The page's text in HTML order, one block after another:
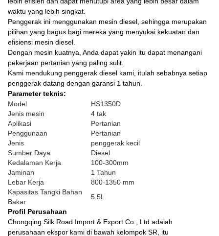
waktu yang lebih singkat.
Penggerak ini menggunakan mesin diesel, sehingga merupakan
pilihan yang bagus bagi mereka yang menyukai kekuatan dan
efisiensi mesin diesel.
Dengan mesin kuatnya, Anda dapat yakin itu dapat menangani
pekerjaan pertanian yang paling sulit.
Kami mendukung penggerak diesel kami, itulah sebabnya setiap
penggerak datang dengan garansi 1 tahun.
Parameter teknis:
Model
HS1350D
Jenis mesin
4 tak
Aplikasi
Pertanian
Penggunaan
Pertanian
Jenis
penggerak kecil
Sumber Daya
Diesel
Kedalaman Kerja
100-300mm
Jaminan
1 Tahun
Lebar Kerja
800-1350 mm
Kapasitas Tangki Bahan
Bakar
5.5L
Profil Perusahaan
Chongqing Silk Road Import & Export Co., Ltd adalah
perusahaan ekspor kami di bawah kelompok SR, itu